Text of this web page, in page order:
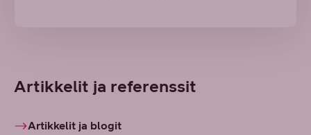
Artikkelit ja referenssit
Artikkelit ja blogit